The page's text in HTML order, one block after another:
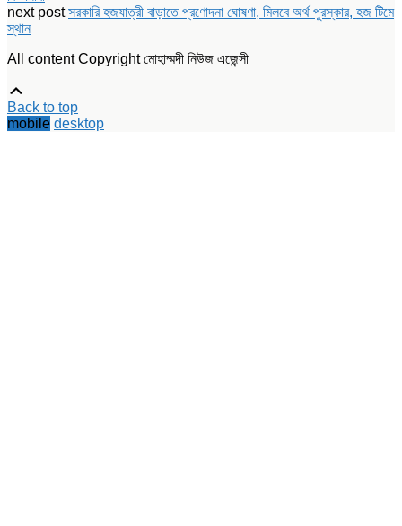
new
window)
new
window)
new
window)
next postসরকারি হজযাত্রী বাড়াতে প্রণোদনা ঘোষণা, মিলবে অর্থ পুরস্কার, হজ টিমে
স্থান
All content Copyright মোহাম্মদী নিউজ এজেন্সী
Up
Back to top
mobile desktop